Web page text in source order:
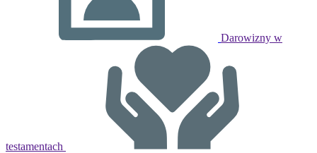
Darowizny w
testamentach